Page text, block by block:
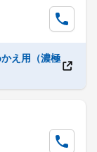
え用（濃極